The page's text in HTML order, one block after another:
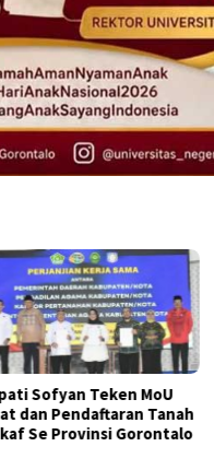
Idah Syahidah Dorong
UMKM Tingkatkan
Melalui Bantuan Modal